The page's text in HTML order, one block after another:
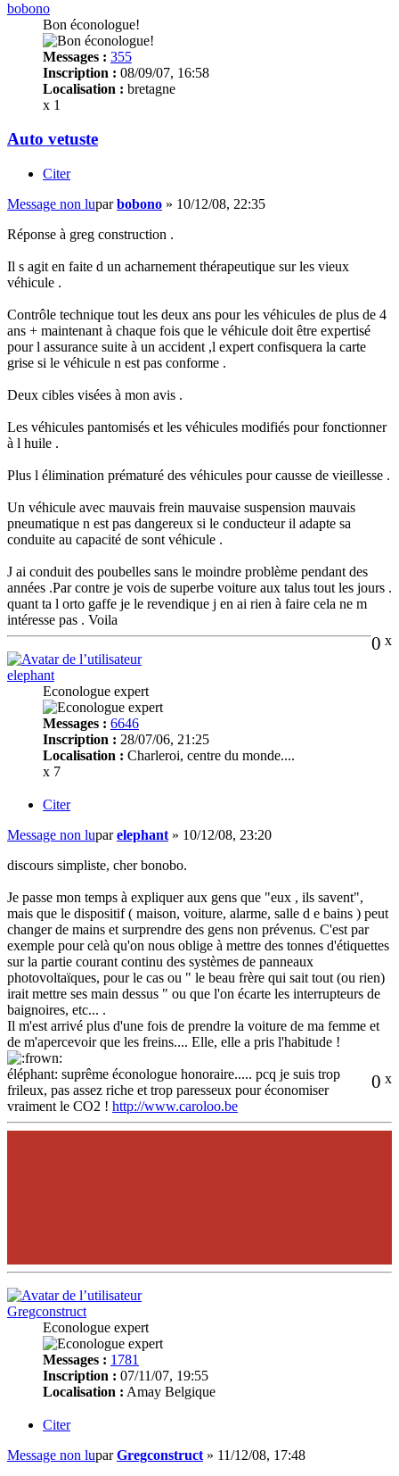
bobono
Bon éconologue!
Messages : 355
Inscription : 08/09/07, 16:58
Localisation : bretagne
x 1
Auto vetuste
Citer
Message non luparbobono » 10/12/08, 22:35
Réponse à greg construction .
Il s agit en faite d un acharnement thérapeutique sur les vieux
véhicule .
Contrôle technique tout les deux ans pour les véhicules de plus de 4
ans + maintenant à chaque fois que le véhicule doit être expertisé
pour l assurance suite à un accident ,l expert confisquera la carte
grise si le véhicule n est pas conforme .
Deux cibles visées à mon avis .
Les véhicules pantomisés et les véhicules modifiés pour fonctionner
à l huile .
Plus l élimination prématuré des véhicules pour causse de vieillesse .
Un véhicule avec mauvais frein mauvaise suspension mauvais
pneumatique n est pas dangereux si le conducteur il adapte sa
conduite au capacité de sont véhicule .
J ai conduit des poubelles sans le moindre problème pendant des
années .Par contre je vois de superbe voiture aux talus tout les jours .
quant ta l orto gaffe je le revendique j en ai rien à faire cela ne m
intéresse pas . Voila
0 x
elephant
Econologue expert
Messages : 6646
Inscription : 28/07/06, 21:25
Localisation : Charleroi, centre du monde....
x 7
Citer
Message non luparelephant » 10/12/08, 23:20
discours simpliste, cher bonobo.
Je passe mon temps à expliquer aux gens que "eux , ils savent",
mais que le dispositif ( maison, voiture, alarme, salle d e bains ) peut
changer de mains et surprendre des gens non prévenus. C'est par
exemple pour celà qu'on nous oblige à mettre des tonnes d'étiquettes
sur la partie courant continu des systèmes de panneaux
photovoltaïques, pour le cas ou " le beau frère qui sait tout (ou rien)
irait mettre ses main dessus " ou que l'on écarte les interrupteurs de
baignoires, etc... .
Il m'est arrivé plus d'une fois de prendre la voiture de ma femme et
de m'apercevoir que les freins.... Elle, elle a pris l'habitude !
0 x
éléphant: suprême éconologue honoraire..... pcq je suis trop
frileux, pas assez riche et trop paresseux pour économiser
vraiment le CO2 ! http://www.caroloo.be
Gregconstruct
Econologue expert
Messages : 1781
Inscription : 07/11/07, 19:55
Localisation : Amay Belgique
Citer
Message non luparGregconstruct » 11/12/08, 17:48